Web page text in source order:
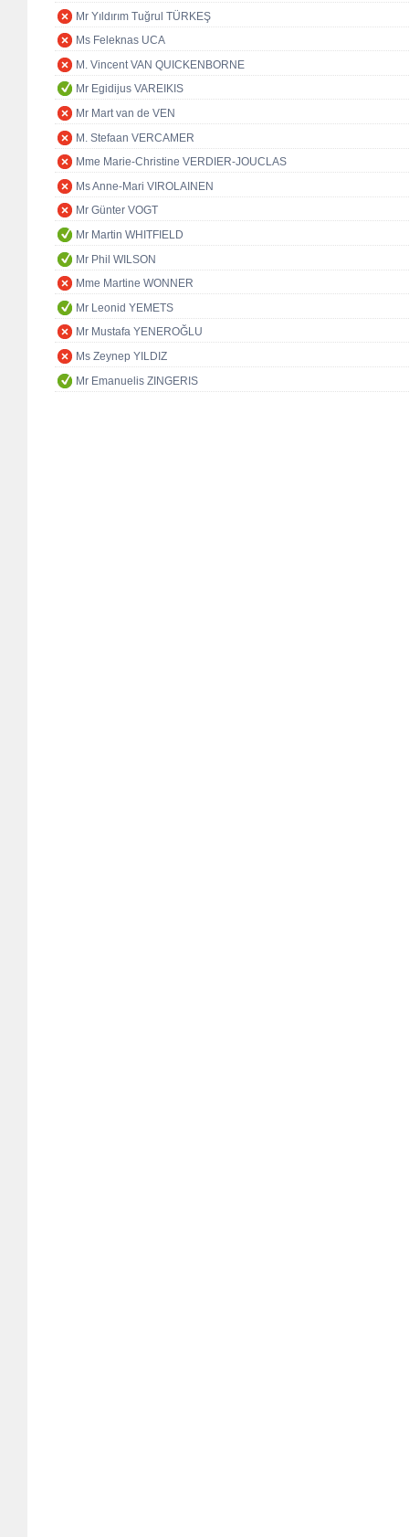
Mr Yıldırım Tuğrul TÜRKEŞ
Ms Feleknas UCA
M. Vincent VAN QUICKENBORNE
Mr Egidijus VAREIKIS
Mr Mart van de VEN
M. Stefaan VERCAMER
Mme Marie-Christine VERDIER-JOUCLAS
Ms Anne-Mari VIROLAINEN
Mr Günter VOGT
Mr Martin WHITFIELD
Mr Phil WILSON
Mme Martine WONNER
Mr Leonid YEMETS
Mr Mustafa YENEROĞLU
Ms Zeynep YILDIZ
Mr Emanuelis ZINGERIS